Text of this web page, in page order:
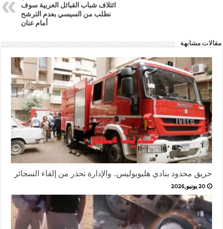
ائتلاف شباب القبائل العربية سوف
نطلب من السيسي بعدم الترشح
أمام عنان
مقالات مشابهة
حريق محدود بنادي هليوبوليس.. والإدارة تحذر من إلقاء السجائر
20 يونيو,2026